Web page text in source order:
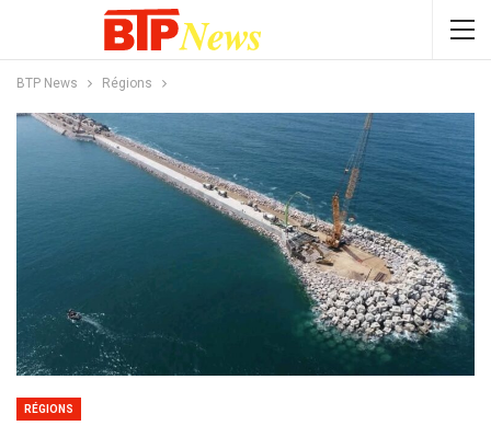
BTP News Régions
RÉGIONS